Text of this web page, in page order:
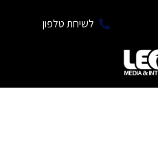
לשיחת טלפון